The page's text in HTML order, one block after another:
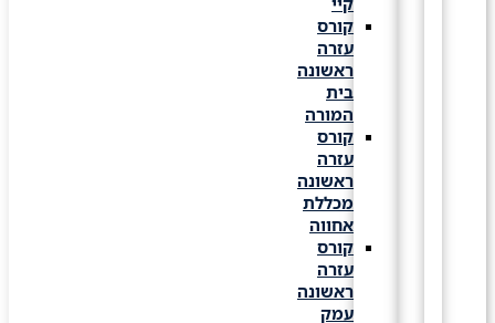
קורס
עזרה
ראשונה
המורה
קורס
עזרה
ראשונה
מכללת
אחווה
קורס
עזרה
ראשונה